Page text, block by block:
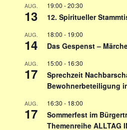
AUG.
13
19:00 -20:30
12. Spiritueller
AUG.
14
18:00 - 19:00
Das Gespenst –
AUG.
17
15:00 - 16:30
Sprechzeit
Bewohnerbeteiligung
AUG.
17
16:30 - 18:00
Sommerfest im
Themenreihe ALLTAG